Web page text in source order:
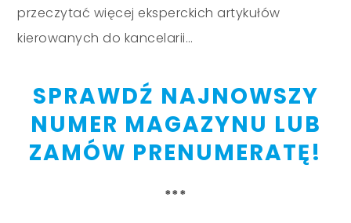
przeczytać więcej eksperckich artykułów
kierowanych do kancelarii…
SPRAWDŹ NAJNOWSZY
NUMER MAGAZYNU LUB
ZAMÓW PRENUMERATĘ!
***